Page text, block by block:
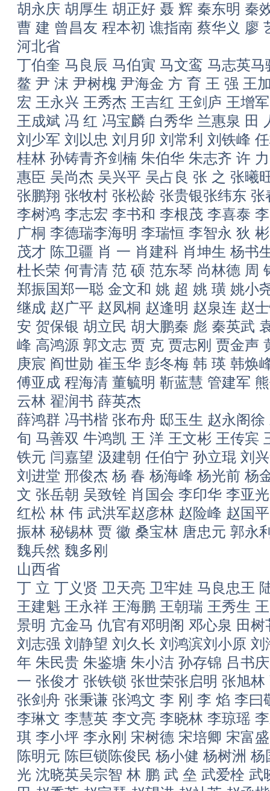
胡永庆 胡厚生 胡正好 聂 辉 秦东明 秦
曹 建 曾昌友 程本初 谯指南 蔡华义 廖
河北省
丁伯奎 马良辰 马伯寅 马文鸾 马志英
鳌 尹 沫 尹树槐 尹海金 方 育 王 强 王
宏 王永兴 王秀杰 王吉红 王剑庐 王增
王成斌 冯 红 冯宝麟 白秀华 兰惠泉 田
刘少军 刘以忠 刘月卯 刘常利 刘铁峰
桂林 孙铸青齐剑楠 朱伯华 朱志齐 许
惠臣 吴尚杰 吴兴平 吴占良 张 之 张曦
张鹏翔 张牧村 张松龄 张贵银张纬东
李树鸿 李志宏 李书和 李根茂 李喜泰
广桐 李德瑞李海明 李瑞恒 李智永 狄
茂才 陈卫疆 肖 一 肖建科 肖坤生 杨书
杜长荣 何青清 范 硕 范东琴 尚林德 周
郑振国郑一聪 金文和 姚 超 姚 璜 姚小
继成 赵广平 赵凤桐 赵逢明 赵泉连 赵
安 贺保银 胡立民 胡大鹏秦 彪 秦英武
峰 高鸿源 郭文志 贾 克 贾志刚 贾金声
庚宸 阎世勋 崔玉华 彭冬梅 韩 瑛 韩焕
傅亚成 程海清 董毓明 靳蓝慧 管建军
云林 翟润书 薛英杰
薛鸿群 冯书楷 张布舟 邸玉生 赵永阁
旬 马善双 牛鸿凯 王 洋 王文彬 王传宾
铁元 闫嘉望 汲建朝 任伯宁 孙立琨 刘
刘进堂 邢俊杰 杨 春 杨海峰 杨光前 杨
文 张岳朝 吴致铨 肖国会 李印华 李亚
红松 林 伟 武洪军赵彦林 赵险峰 赵国
振林 秘锡林 贾 徽 桑宝林 唐忠元 郭永
魏兵然 魏多刚
山西省
丁 立 丁义贤 卫天亮 卫牢娃 马良忠王
王建魁 王永祥 王海鹏 王朝瑞 王秀生
景明 亢金马 仇官有邓明阁 邓心泉 田
刘志强 刘静望 刘久长 刘鸿滨刘小原
年 朱民贵 朱鉴塘 朱小洁 孙存锦 吕书
一 张俊才 张铁锁 张世荣张启明 张旭
张剑舟 张秉谦 张鸿文 李 刚 李 焰 李曰
李琳文 李慧英 李文亮 李晓林 李琼瑶
琪 李小坪 李永刚 宋树德 宋培卿 宋富
陈明元 陈巨锁陈俊民 杨小健 杨树洲
光 沈晓英吴宗智 林 鹏 武 垒 武爱栓 武